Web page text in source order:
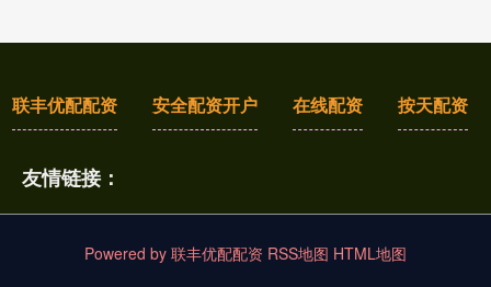
联丰优配配资 安全配资开户 在线配资 按天配资
友情链接：
Powered by 联丰优配配资 RSS地图 HTML地图